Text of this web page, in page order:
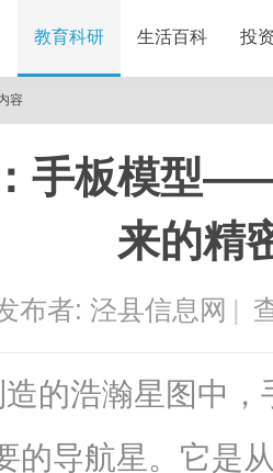
教育科研 生活百科 投
容
手板模型
来的精
布者: 泾县信息网 |
的浩瀚星图中
的导航星。它是